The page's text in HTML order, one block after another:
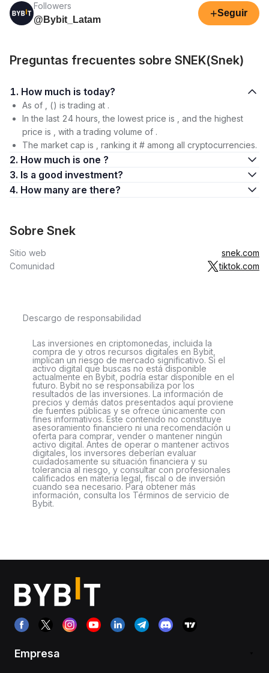
Followers
@Bybit_Latam
+Seguir
Preguntas frecuentes sobre SNEK(Snek)
1. How much is today?
As of , () is trading at .
In the last 24 hours, the lowest price is , and the highest
price is , with a trading volume of .
The market cap is , ranking it # among all cryptocurrencies.
2. How much is one ?
3. Is a good investment?
4. How many are there?
Sobre Snek
Sitio web
snek.com
Comunidad
tiktok.com
Descargo de responsabilidad
Las inversiones en criptomonedas, incluida la
compra de y otros recursos digitales en Bybit,
implican un riesgo de mercado significativo. Si el
activo digital que buscas no está disponible
actualmente en Bybit, podría estar disponible en el
futuro. Bybit no se responsabiliza por los
resultados de las inversiones. La información de
precios y demás datos presentados aquí proviene
de fuentes públicas y se ofrece únicamente con
fines informativos. Este contenido no constituye
asesoramiento financiero ni una recomendación u
oferta para comprar, vender o mantener ningún
activo digital. Antes de operar o mantener activos
digitales, los inversores deberían evaluar
cuidadosamente su situación financiera y su
tolerancia al riesgo, y consultar con profesionales
calificados en materia legal, fiscal o de inversión
cuando sea necesario. Para obtener más
información, consulta los Términos de servicio de
Bybit.
Empresa